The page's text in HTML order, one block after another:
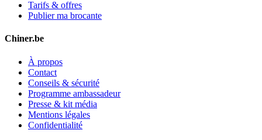
Tarifs & offres
Publier ma brocante
Chiner.be
À propos
Contact
Conseils & sécurité
Programme ambassadeur
Presse & kit média
Mentions légales
Confidentialité